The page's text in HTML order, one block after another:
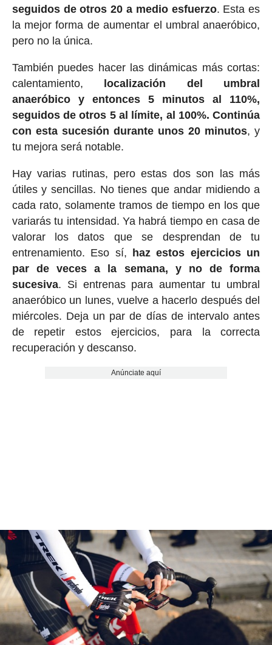
seguidos de otros 20 a medio esfuerzo. Esta es
la mejor forma de aumentar el umbral anaeróbico,
pero no la única.
También puedes hacer las dinámicas más cortas:
calentamiento, localización del umbral
anaeróbico y entonces 5 minutos al 110%,
seguidos de otros 5 al límite, al 100%. Continúa
con esta sucesión durante unos 20 minutos, y
tu mejora será notable.
Hay varias rutinas, pero estas dos son las más
útiles y sencillas. No tienes que andar midiendo a
cada rato, solamente tramos de tiempo en los que
variarás tu intensidad. Ya habrá tiempo en casa de
valorar los datos que se desprendan de tu
entrenamiento. Eso sí, haz estos ejercicios un
par de veces a la semana, y no de forma
sucesiva. Si entrenas para aumentar tu umbral
anaeróbico un lunes, vuelve a hacerlo después del
miércoles. Deja un par de días de intervalo antes
de repetir estos ejercicios, para la correcta
recuperación y descanso.
Anúnciate aquí